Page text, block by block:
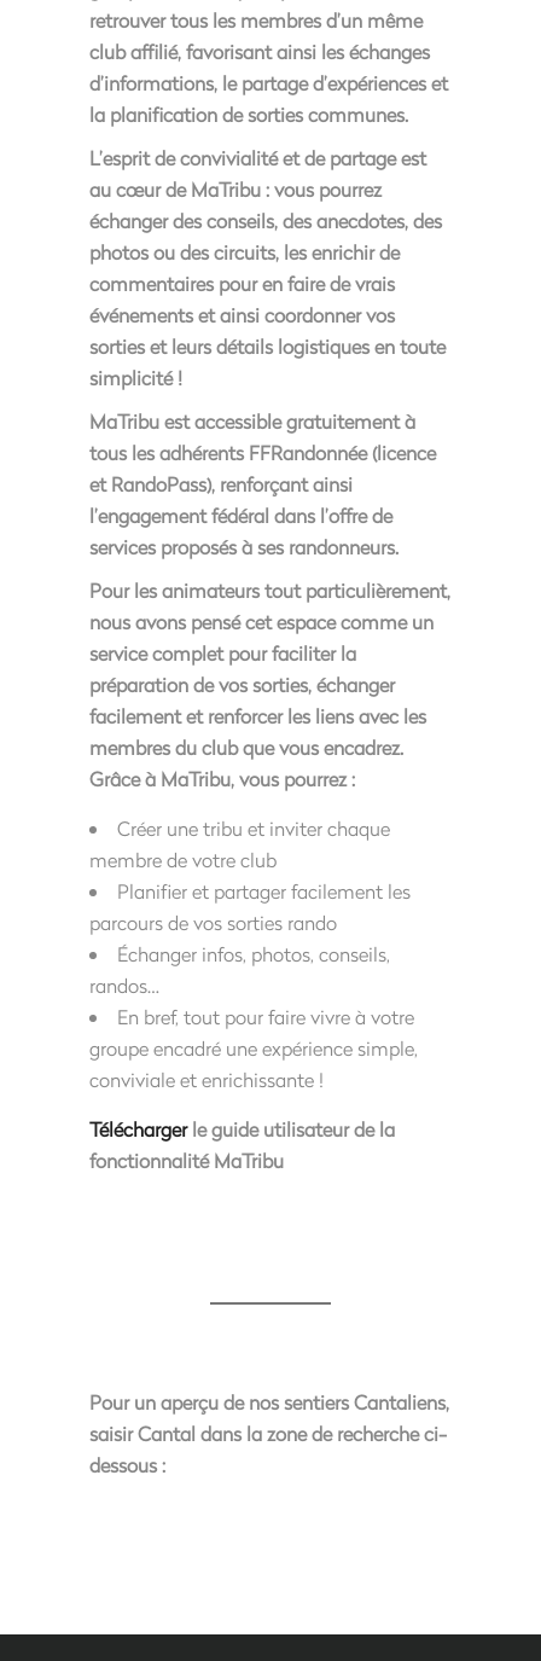
retrouver tous les membres d’un même
club affilié, favorisant ainsi les échanges
d’informations, le partage d’expériences et
la planification de sorties communes.
L’esprit de convivialité et de partage est
au cœur de MaTribu : vous pourrez
échanger des conseils, des anecdotes, des
photos ou des circuits, les enrichir de
commentaires pour en faire de vrais
événements et ainsi coordonner vos
sorties et leurs détails logistiques en toute
simplicité !
MaTribuest accessible gratuitement à
tous les adhérents FFRandonnée (licence
et RandoPass), renforçant ainsi
l’engagement fédéral dans l’offre de
services proposés à ses randonneurs.
Pour les animateurs tout particulièrement,
nous avons pensé cet espace comme un
service complet pour faciliter la
préparation de vos sorties, échanger
facilement et renforcer les liens avec les
membres du club que vous encadrez.
Grâce à MaTribu, vous pourrez :
Créer une tribu et inviter chaque
membre de votre club
Planifier et partager facilement les
parcours de vos sorties rando
Échanger infos, photos, conseils,
randos…
En bref, tout pour faire vivre à votre
groupe encadré une expérience simple,
conviviale et enrichissante !
Téléchargerle guide utilisateur de la
fonctionnalité MaTribu
Pour un aperçu de nos sentiers Cantaliens,
saisir Cantal dans la zone de recherche ci-
dessous :